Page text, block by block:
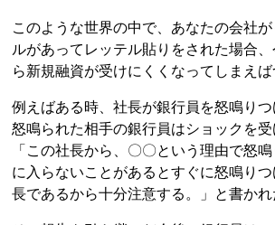
このような世界の中で、あなたの会社
ルがあってレッテル貼りをされた場合
ら新規融資が受けにくくなってしまえば
例えばある時、社長が銀行員を怒鳴りつ
怒鳴られた相手の銀行員はショックを
「この社長から、〇〇という理由で怒
に入らないことがあるとすぐに怒鳴り
長であるから十分注意する。」と書かれ